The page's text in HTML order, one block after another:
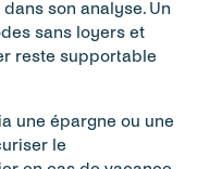
son analyse. Un
sans loyers et
reste supportable
une épargne ou une
le